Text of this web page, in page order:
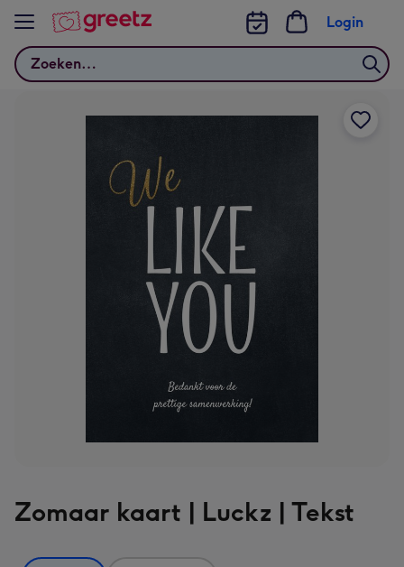
Bekijk meer
Zoeken
Login
Zomaar kaart | Luckz | Tekst